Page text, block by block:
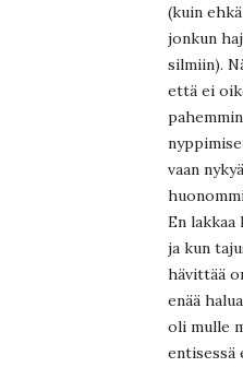
(kuin
jonkun
silmiin).
että ei
vaan
En lakkaa
ja kun
hävittää
enää
oli mulle
entisessä